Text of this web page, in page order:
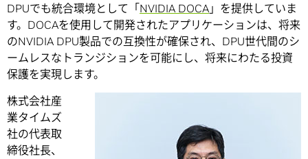
DPUでも統合環境として「NVIDIA DOCA 」を提供していま
す。DOCAを使用して開発されたアプリケーションは、将来
のNVIDIA DPU製品での互換性が確保され、DPU世代間のシ
ームレスなトランジションを可能にし、将来にわたる投資
保護を実現します。
株式会社産
業タイムズ
社の代表取
締役社長、